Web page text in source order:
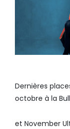
Dernières
octobre à la
et November